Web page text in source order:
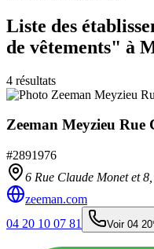
Liste des
de vêtements" à
4 résultats
Zeeman Meyzieu Rue
#2891976
6 Rue Claude Monet et 8,
zeeman.com
04 20 10 07 81
Voir 04